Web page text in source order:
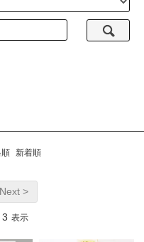
新着順
Next >
3 表示